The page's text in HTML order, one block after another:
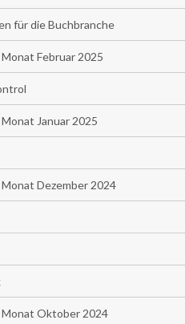
für die Buchbranche
Februar 2025
Januar 2025
Dezember 2024
Oktober 2024